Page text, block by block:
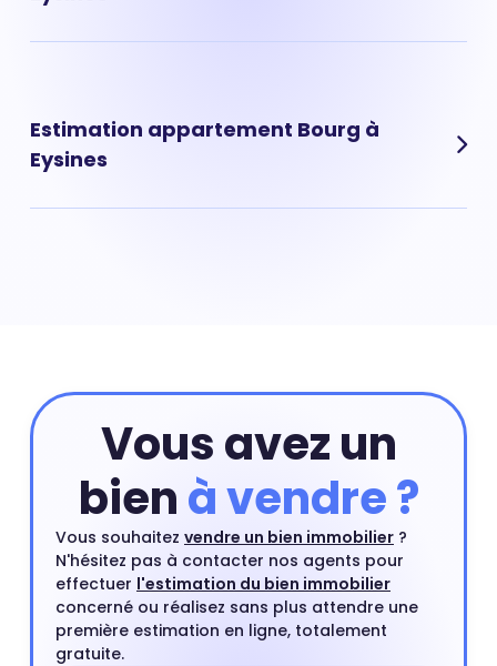
Estimation appartement Bourg à
Eysines
engagement.
Vous avez un
bienà vendre ?
Vous souhaitez vendre un bien immobilier ?
N'hésitez pas à contacter nos agents pour
effectuer l'estimation du bien immobilier
concerné ou réalisez sans plus attendre une
première estimation en ligne, totalement
gratuite.